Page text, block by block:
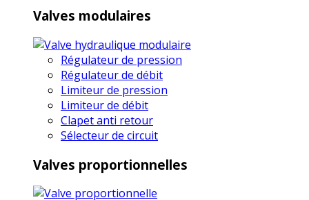
Valves modulaires
Régulateur de pression
Régulateur de débit
Limiteur de pression
Limiteur de débit
Clapet anti retour
Sélecteur de circuit
Valves proportionnelles